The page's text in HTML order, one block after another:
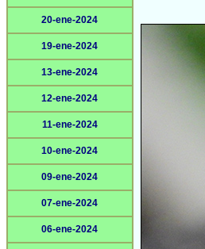
20-ene-2024
19-ene-2024
13-ene-2024
12-ene-2024
11-ene-2024
10-ene-2024
09-ene-2024
07-ene-2024
06-ene-2024